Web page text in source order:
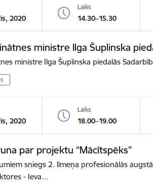
2020
Laiks
14.30–15.30
ministre Ilga Šuplinska
ministre Ilga Šuplinska piedalās
2020
Laiks
18.00–19.00
par projektu “Mācītspēks”
sniegs 2. līmeņa profesionālās
- Ieva…